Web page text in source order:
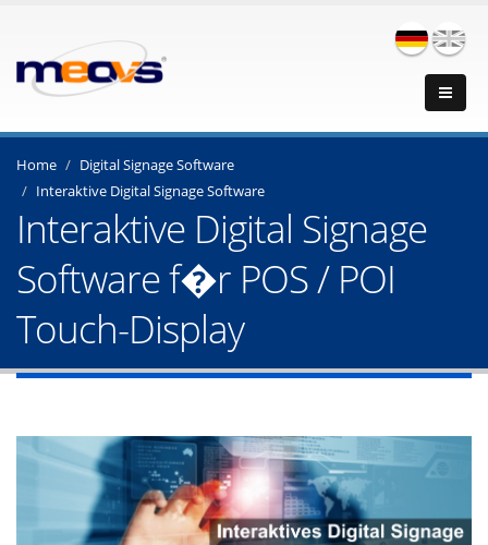
Home
Digital Signage Software
Interaktive Digital Signage Software
Interaktive Digital Signage
Software f�r POS / POI
Touch-Display